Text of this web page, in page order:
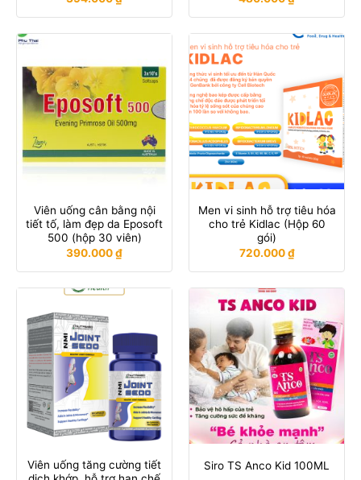
Viên uống cân bằng nội
tiết tố, làm đẹp da Eposoft
500 (hộp 30 viên)
390.000₫
Men vi sinh hỗ trợ tiêu hóa
cho trẻ Kidlac (Hộp 60
gói)
720.000₫
Viên uống tăng cường tiết
Siro TS Anco Kid 100ML